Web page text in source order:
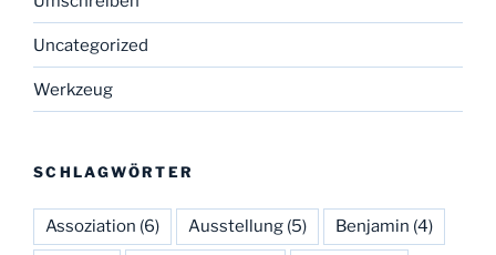
Uncategorized
Werkzeug
SCHLAGWÖRTER
Assoziation (6) Ausstellung (5) Benjamin (4)